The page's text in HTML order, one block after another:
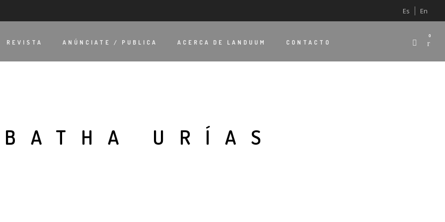
Es En
REVISTA ANÚNCIATE / PUBLICA ACERCA DE LANDUUM CONTACTO
0
URÍAS